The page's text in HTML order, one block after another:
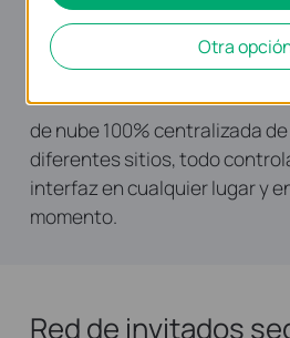
Gestión de nube
de nube 100% centralizada
diferentes sitios, todo
interfaz en cualquier lugar y
momento.
Red de invitados
Otra